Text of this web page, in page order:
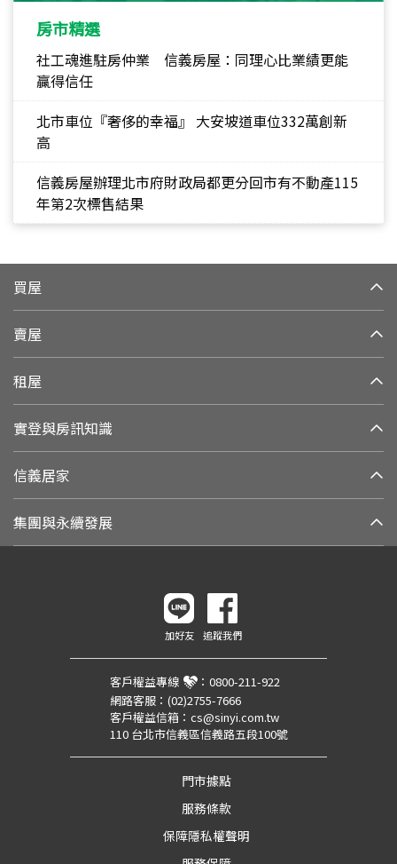
房市精選
社工魂進駐房仲業 信義房屋：同理心比業績更能
贏得信任
北市車位『奢侈的幸福』 大安坡道車位332萬創新
高
信義房屋辦理北市府財政局都更分回市有不動產115
年第2次標售結果
買屋
賣屋
租屋
實登與房訊知識
信義居家
集團與永續發展
加好友 追蹤我們
客戶權益專線 ： 0800-211-922
網路客服： (02)2755-7666
客戶權益信箱： cs@sinyi.com.tw
110 台北市信義區信義路五段100號
門市據點
服務條款
保障隱私權聲明